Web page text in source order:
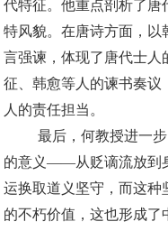
代特征。他重点剖析了唐
特风貌。在唐诗方面，以
言强谏，体现了唐代士人
征、韩愈等人的谏书奏议
人的责任担当。
最后，何教授进一
的意义——从贬谪流放到
运换取道义坚守，而这种
的不朽价值，这也形成了